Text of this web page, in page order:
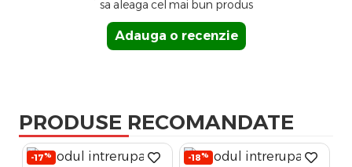
sa aleaga cel mai bun produs
Adauga o recenzie
PRODUSE RECOMANDATE
-17% -18%